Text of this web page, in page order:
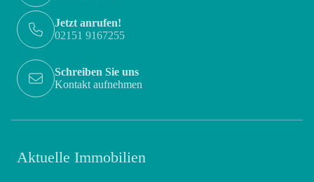
Jetzt anrufen!
02151 9167255
Schreiben Sie uns
Kontakt aufnehmen
Aktuelle Immobilien